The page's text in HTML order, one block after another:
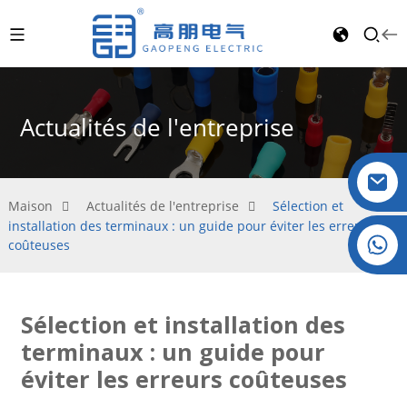
Cristal : +86 19032081821
Actualités de l'entreprise
Maison Actualités de l'entreprise
Sélection et
installation des terminaux : un guide pour éviter les erreurs
coûteuses
Sélection et installation des
terminaux : un guide pour
éviter les erreurs coûteuses